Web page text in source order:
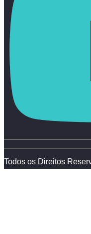
Todos os Direitos